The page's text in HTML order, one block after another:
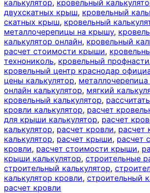
калькулятор, кровельный
двухскатных крыш, кровельный
скатных крыш, кровельный
металлочерепицы на крышу,
калькулятор онлайн, кровельный
расчет стоимости крыши,
технониколь, кровельный
кровельный центр краснодар
цены калькулятор,
онлайн калькулятор, мягкий
кровельный калькулятор,
кровли калькулятор, расчет
для крыши калькулятор, расчет
калькулятор, расчет кровли, расчет
калькулятор, расчет крыши, расчет
кровли, расчет стоимости крыши,
крыши калькулятор, строительные
строительный калькулятор,
калькулятор кровли, строительный
расчет кровли